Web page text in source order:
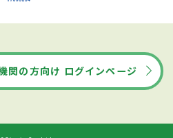
関の方向け ログインページ